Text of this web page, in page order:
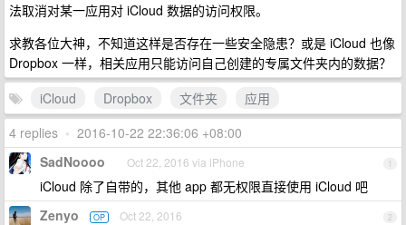
法取消对某一应用对 iCloud 数据的访问权限。
求教各位大神，不知道这样是否存在一些安全隐患？或是 iCloud 也像
Dropbox 一样，相关应用只能访问自己创建的专属文件夹内的数据？
iCloud
Dropbox 文件夹
应用
4 replies • 2016-10-22 22:36:06 +08:00
1
SadNoooo Oct 22, 2016 via iPhone
iCloud 除了自带的，其他 app 都无权限直接使用 iCloud 吧
2
Zenyo OP Oct 22, 2016